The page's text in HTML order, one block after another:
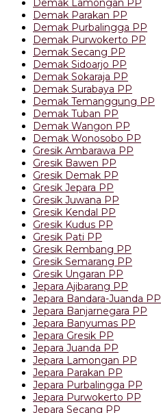
Demak Lamongan PP
Demak Parakan PP
Demak Purbalingga PP
Demak Purwokerto PP
Demak Secang PP
Demak Sidoarjo PP
Demak Sokaraja PP
Demak Surabaya PP
Demak Temanggung PP
Demak Tuban PP
Demak Wangon PP
Demak Wonosobo PP
Gresik Ambarawa PP
Gresik Bawen PP
Gresik Demak PP
Gresik Jepara PP
Gresik Juwana PP
Gresik Kendal PP
Gresik Kudus PP
Gresik Pati PP
Gresik Rembang PP
Gresik Semarang PP
Gresik Ungaran PP
Jepara Ajibarang PP
Jepara Bandara-Juanda PP
Jepara Banjarnegara PP
Jepara Banyumas PP
Jepara Gresik PP
Jepara Juanda PP
Jepara Lamongan PP
Jepara Parakan PP
Jepara Purbalingga PP
Jepara Purwokerto PP
Jepara Secang PP